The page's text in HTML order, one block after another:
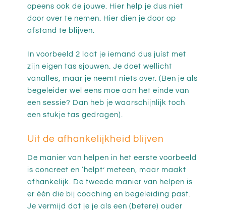
opeens ook de jouwe. Hier help je dus niet
door over te nemen. Hier dien je door op
afstand te blijven.
In voorbeeld 2 laat je iemand dus juíst met
zijn eigen tas sjouwen. Je doet wellicht
vanalles, maar je neemt niets over. (Ben je als
begeleider wel eens moe aan het einde van
een sessie? Dan heb je waarschijnlijk toch
een stukje tas gedragen).
Uit de afhankelijkheid blijven
De manier van helpen in het eerste voorbeeld
is concreet en ‘helpt’ meteen, maar maakt
afhankelijk. De tweede manier van helpen is
er één die bij coaching en begeleiding past.
Je vermijd dat je je als een (betere) ouder